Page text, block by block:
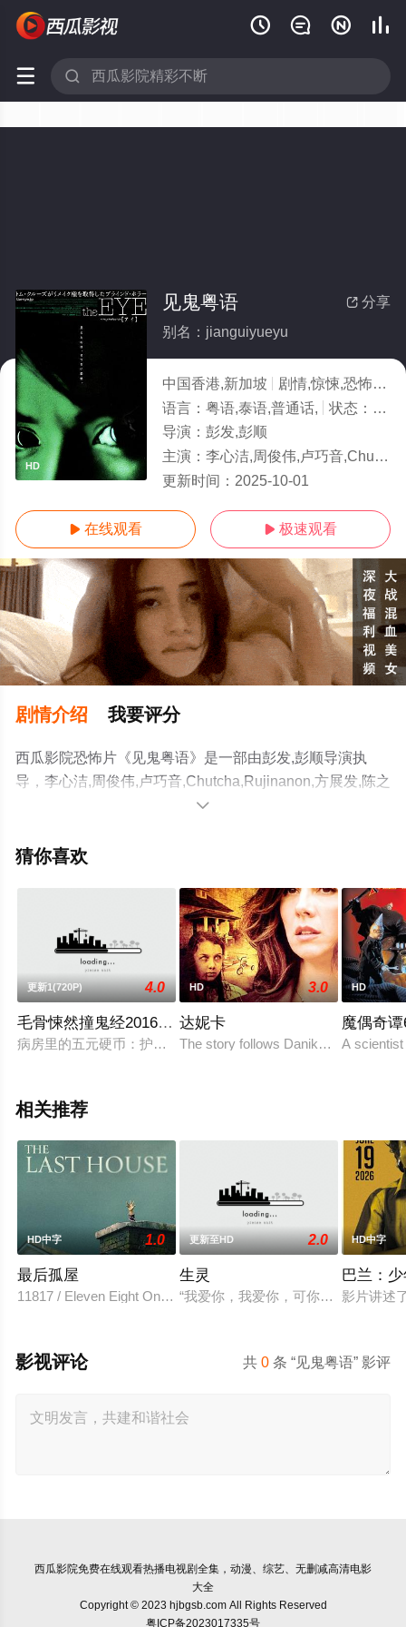
   
 
HD
 分享
见鬼粤语
别名：jianguiyueyu
中国香港,新加坡 剧情,惊悚,恐怖
语言： 粤语,泰语,普通话, 状态： HD
导演： 彭发,彭顺
主演： 李心洁,周俊伟,卢巧音,Chutcha,Rujinanon,方展发,陈之财
更新时间： 2025-10-01
 在线观看  极速观看
剧情介绍 我要评分
西瓜影院恐怖片《见鬼粤语》是一部由彭发,彭顺导演执
导，李心洁,周俊伟,卢巧音,Chutcha,Rujinanon,方展发,陈之
财等明星演员精彩演绎的中国香港,新加坡电影，手机免费
信息可移步至豆瓣电影、电视猫或剧情网等平台了解。

猜你喜欢
更新1(720P) 4.0
毛骨悚然撞鬼经2016夏季SP
病房里的五元硬币：护士吉川亚由美（武井咲饰）发现，每当
HD 3.0
达妮卡
The story follows Danika, a woman
HD
魔偶奇
A
相关推荐
HD中字 1.0
最后孤屋
11817 / Eleven Eight One Seven
更新至HD 2.0
生灵
“我爱你，我爱你，可你为什么永远
HD中字
巴兰：
影片讲述
共0 条 “见鬼粤语” 影评
影视评论
西瓜影院免费在线观看热播电视剧全集，动漫、综艺、无删减高清电影
大全
Copyright © 2023 hjbgsb.com All Rights Reserved
粤ICP备2023017335号